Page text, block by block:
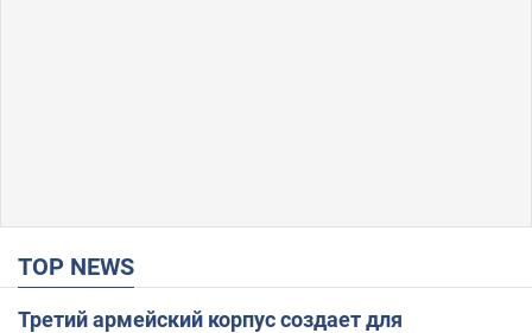
TOP NEWS
Третий армейский корпус создает для